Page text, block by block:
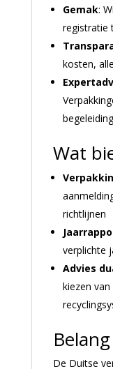
Gemak:
registratie
kosten,
Wat
richtlijnen
verplichte
Advies
kiezen
De Duitse